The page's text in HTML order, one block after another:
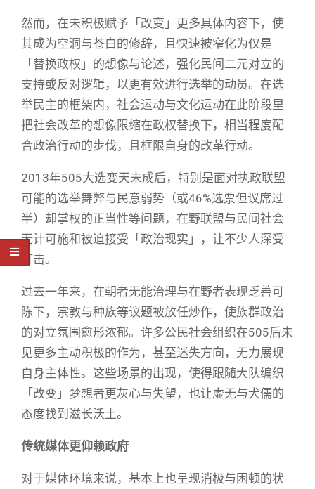
然而，在未积极赋予「改变」更多具体内容下，使
其成为空洞与苍白的修辞，且快速被窄化为仅是
「替换政权」的想像与论述，强化民间二元对立的
支持或反对逻辑，以更有效进行选举的动员。在选
举民主的框架内，社会运动与文化运动在此阶段里
把社会改革的想像限缩在政权替换下，相当程度配
合政治行动的步伐，且框限自身的改革行动。
2013年505大选变天未成后，特别是面对执政联盟
可能的选举舞弊与民意弱势（或46%选票但议席过
半）却掌权的正当性等问题，在野联盟与民间社会
无计可施和被迫接受「政治现实」，让不少人深受
打击。
过去一年来，在朝者无能治理与在野者表现乏善可
陈下，宗教与种族等议题被放任炒作，使族群政治
的对立氛围愈形浓郁。许多公民社会组织在505后未
见更多主动积极的作为，甚至迷失方向，无力展现
自身主体性。这些场景的出现，使得跟随大队编织
「改变」梦想者更灰心与失望，也让虚无与犬儒的
态度找到滋长沃土。
传统媒体更仰赖政府
对于媒体环境来说，基本上也呈现消极与困顿的状